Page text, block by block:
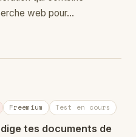
web pour…
Freemium Test en cours
tes documents de